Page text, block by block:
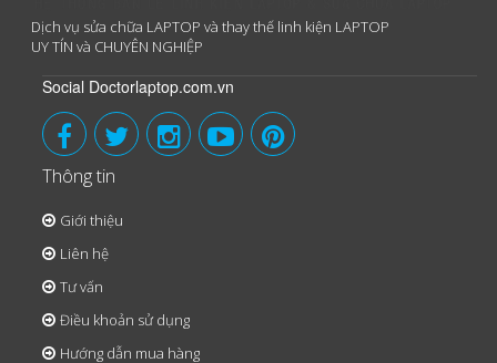
Dịch vụ sửa chữa LAPTOP và thay thế linh kiện LAPTOP
UY TÍN và CHUYÊN NGHIỆP
Social Doctorlaptop.com.vn
Thông tin
Giới thiệu
Liên hệ
Tư vấn
Điều khoản sử dụng
Hướng dẫn mua hàng